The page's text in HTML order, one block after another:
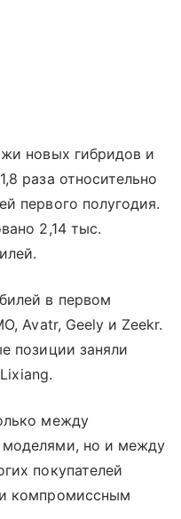
новых гибридов и
раза относительно
первого полугодия.
2,14 тыс.
в первом
Avatr, Geely и Zeekr.
позиции заняли
между
моделями, но и между
покупателей
компромиссным